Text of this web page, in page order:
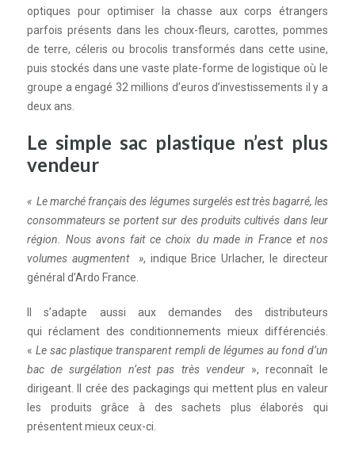
optiques pour optimiser la chasse aux corps étrangers
parfois présents dans les choux-fleurs, carottes, pommes
de terre, céleris ou brocolis transformés dans cette usine,
puis stockés dans une vaste plate-forme de logistique où le
groupe a engagé 32 millions d’euros d’investissements il y a
deux ans.
Le simple sac plastique n’est plus
vendeur
« Le marché français des légumes surgelés est très bagarré, les
consommateurs se portent sur des produits cultivés dans leur
région. Nous avons fait ce choix du made in France et nos
volumes augmentent
», indique Brice Urlacher, le directeur
général d’Ardo France.
Il s’adapte aussi aux demandes des distributeurs
qui réclament des conditionnements mieux différenciés.
« Le sac plastique transparent rempli de légumes au fond d’un
bac de surgélation n’est pas très vendeur », reconnaît le
dirigeant. Il crée des packagings qui mettent plus en valeur
les produits grâce à des sachets plus élaborés qui
présentent mieux ceux-ci.